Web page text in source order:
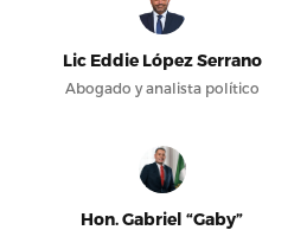
Lic Eddie López Serrano
Abogado y analista político
Hon. Gabriel “Gaby”